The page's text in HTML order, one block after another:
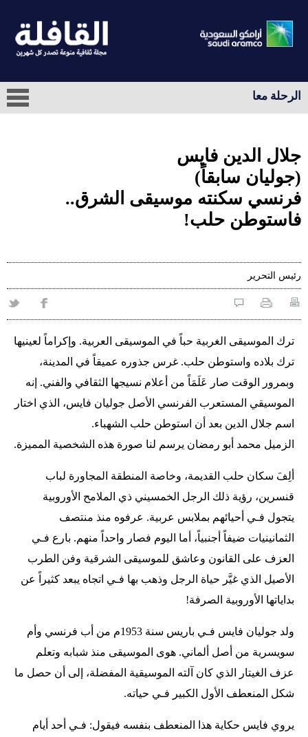
الرحلة معا
جلال الدين فايس
(جوليان سابقاً)
فرنسي سكنته موسيقى الشرق..
فاستوطن حلب!
رئيس التحرير
ترك الموسيقى الغربية حباً في الموسيقى العربية. وإكراماً لعينيها
ترك بلاده واستوطن حلب. غرس جذوره عميقاً في المدينة،
وبمرور الوقت صار عَلَمَاً من أعلام نسيجها الثقافي والفني. إنه
الموسيقي المستعرب الفرنسي الأصل جوليان فايس، الذي اختار
اسم جلال الدين بعد أن استوطن حلب الشهباء.
الزميل محمد أبو رمضان يرسم لنا صورة هذه الشخصية المميزة.
ألِفَ سكان حلب القديمة، وخاصة المنطقة المجاورة لباب
قنسرين، رؤية ذلك الرجل الخمسيني ذي الملامح الأوروبية
يتجول فـي أحيائهم بملابس عربية. عرفوه منذ منتصف
الثمانينيات ضيفاً أجنبياً، أما اليوم فصار واحداً منهم. بارع فـي
العزف على القانون وعاشق للموسيقى الشرقية وفن الطرب
الأصيل الذي غيَّر حياة الرجل وذهب بها فـي اتجاه يبعد كثيراً عن
بداياتها الأوروبية الصرفة!
ولد جوليان فايس فـي باريس سنة 1953م من أب فرنسي وأم
سويسرية من أصل ألماني. هوى الموسيقى منذ شبابه وتعلم
عزف الغيتار الذي كان آلته الموسيقية المفضلة، إلى أن حصل ما
شكل المنعطف الأول الكبير فـي حياته.
يروي فايس حكاية هذا المنعطف بنفسه فيقول: فـي أحد أيام